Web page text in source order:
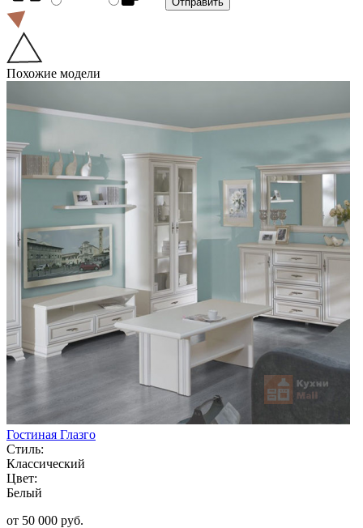
Похожие модели
Гостиная Глазго
Стиль:
Классический
Цвет:
Белый
от 50 000 руб.